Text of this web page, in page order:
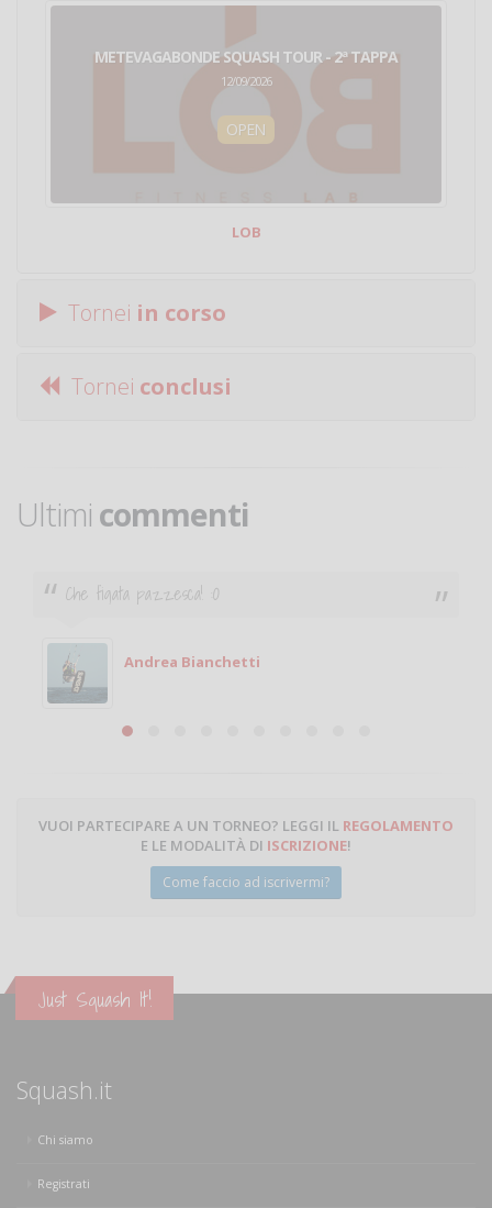
METEVAGABONDE SQUASH TOUR - 2ª TAPPA
12/09/2026
OPEN
LOB
Tornei in corso
Tornei conclusi
Ultimi commenti
Ciao. Sono a Treviglio da poco e vorrei tornare a
Michele
Michele Miglionico
VUOI PARTECIPARE A UN TORNEO? LEGGI IL REGOLAMENTO
E LE MODALITÀ DI ISCRIZIONE!
Come faccio ad iscrivermi?
Just Squash It!
Squash.it
Chi siamo
Registrati